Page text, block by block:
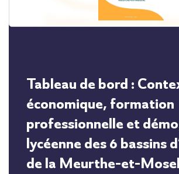
Tableau de bord :
économique, formation
professionnelle et
lycéenne des 6 bassins
de la Meurthe-et-